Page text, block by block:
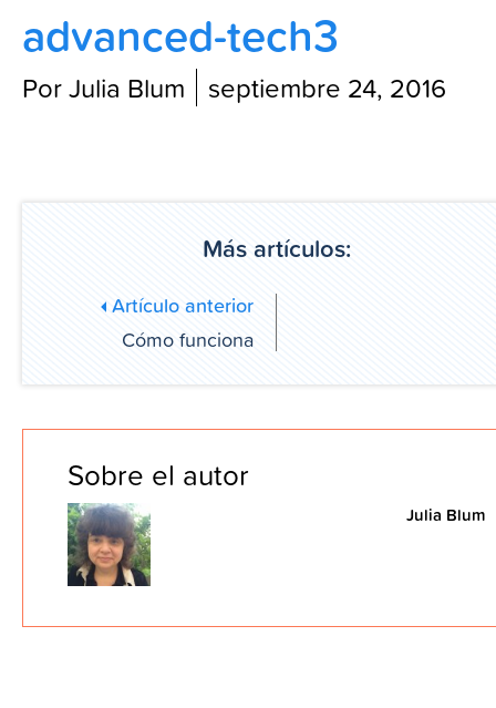
Blog
advanced-tech3
Por Julia Blum septiembre 24, 2016
Más artículos:
Artículo anterior
Cómo funciona
Sobre el autor
Julia Blum